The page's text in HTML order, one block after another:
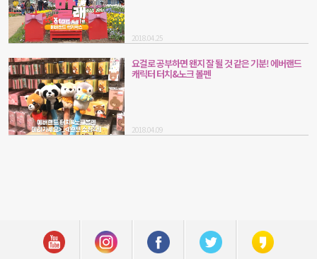
2018.04.25
요걸로 공부하면 왠지 잘 될 것 같은 기분! 에버랜드
캐릭터 터치&노크 볼펜
2018.04.09